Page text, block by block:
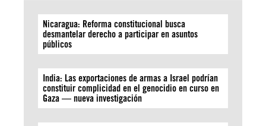
Nicaragua: Reforma constitucional busca
desmantelar derecho a participar en asuntos
públicos
India: Las exportaciones de armas a Israel podrían
constituir complicidad en el genocidio en curso en
Gaza — nueva investigación